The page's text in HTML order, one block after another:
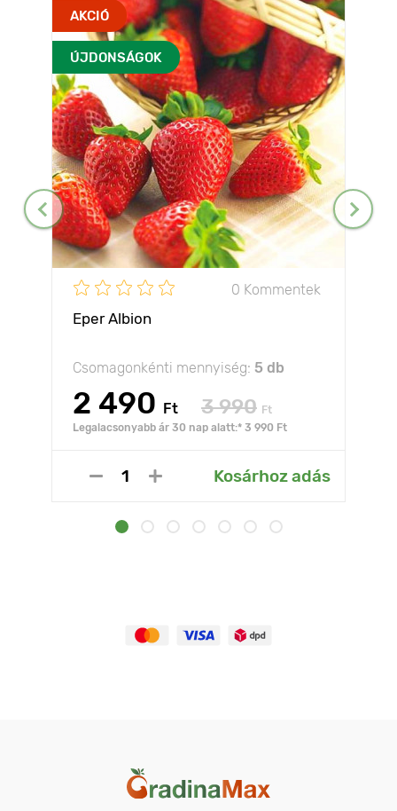
AKCIÓ
ÚJDONSÁGOK
0 Kommentek
Eper Albion
Csomagonkénti mennyiség: 5 db
2 490 Ft 3 990 Ft
Legalacsonyabb ár 30 nap alatt:* 3 990 Ft
Kosárhoz adás